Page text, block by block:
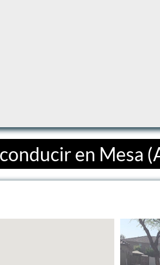
en Mesa